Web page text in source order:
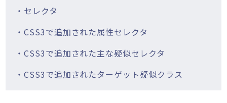
・セレクタ
・CSS3で追加された属性セレクタ
・CSS3で追加された主な疑似セレクタ
・CSS3で追加されたターゲット疑似クラス